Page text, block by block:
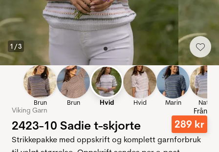
1 /3
Brun Brun Hvid Hvid Marin Natur
Viking Garn
2423-10 Sadie t-skjorte
Från
289 kr
Strikkepakke med oppskrift og komplett garnforbruk